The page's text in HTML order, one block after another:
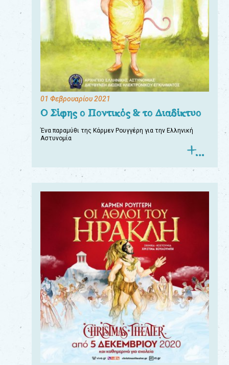
01 Φεβρουαρίου 2021
Ο Σίφης ο Ποντικός & το Διαδίκτυο
Ένα παραμύθι της Κάρμεν Ρουγγέρη για την Ελληνική
Αστυνομία